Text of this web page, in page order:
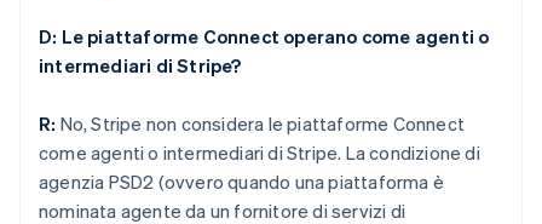
D: Le piattaforme Connect operano come agenti o
intermediari di Stripe?
R: No, Stripe non considera le piattaforme Connect
come agenti o intermediari di Stripe. La condizione di
agenzia PSD2 (ovvero quando una piattaforma è
nominata agente da un fornitore di servizi di